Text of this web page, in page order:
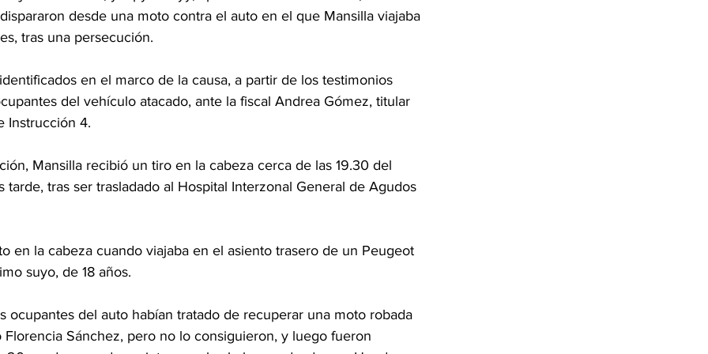
desde una moto contra el auto en el que Mansilla viajaba
tras una persecución.
en el marco de la causa, a partir de los testimonios
del vehículo atacado, ante la fiscal Andrea Gómez, titular
Instrucción 4.
Mansilla recibió un tiro en la cabeza cerca de las 19.30 del
tarde, tras ser trasladado al Hospital Interzonal General de Agudos
en la cabeza cuando viajaba en el asiento trasero de un Peugeot
suyo, de 18 años.
ocupantes del auto habían tratado de recuperar una moto robada
Sánchez, pero no lo consiguieron, y luego fueron